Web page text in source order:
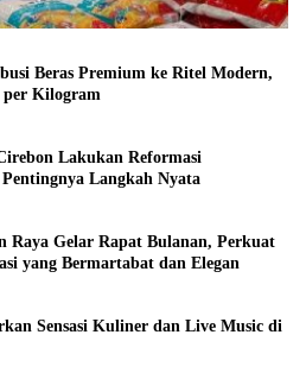
Beras Premium ke Ritel Modern,
per Kilogram
Lakukan Reformasi
Langkah Nyata
Raya Gelar Rapat Bulanan, Perkuat
yang Bermartabat dan Elegan
Sensasi Kuliner dan Live Music di